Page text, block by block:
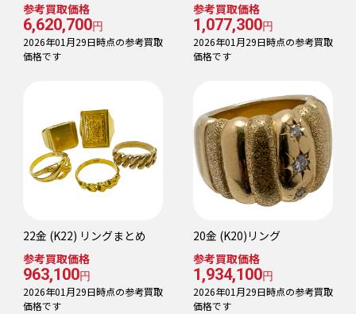
参考買取価格
6,620,700円
2026年01月29日時点の参考買取
価格です
参考買取価格
1,077,300円
2026年01月29日時点の参考買取
価格です
22金 (K22) リングまとめ
参考買取価格
963,100円
2026年01月29日時点の参考買取
価格です
20金 (K20)リング
参考買取価格
1,934,100円
2026年01月29日時点の参考買取
価格です